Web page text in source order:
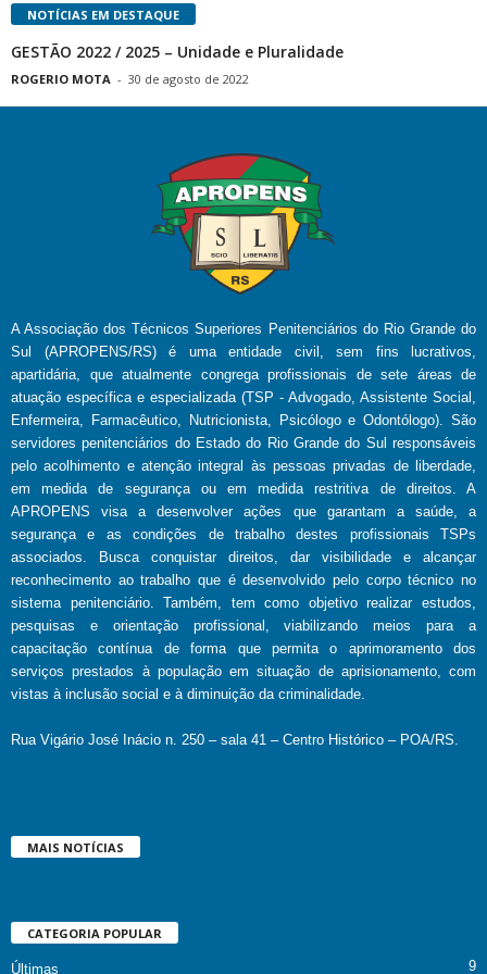
NOTÍCIAS EM DESTAQUE
GESTÃO 2022 / 2025 – Unidade e Pluralidade
ROGERIO MOTA - 30 de agosto de 2022
A Associação dos Técnicos Superiores Penitenciários do Rio Grande do
Sul (APROPENS/RS) é uma entidade civil, sem fins lucrativos,
apartidária, que atualmente congrega profissionais de sete áreas de
atuação específica e especializada (TSP - Advogado, Assistente Social,
Enfermeira, Farmacêutico, Nutricionista, Psicólogo e Odontólogo). São
servidores penitenciários do Estado do Rio Grande do Sul responsáveis
pelo acolhimento e atenção integral às pessoas privadas de liberdade,
em medida de segurança ou em medida restritiva de direitos. A
APROPENS visa a desenvolver ações que garantam a saúde, a
segurança e as condições de trabalho destes profissionais TSPs
associados. Busca conquistar direitos, dar visibilidade e alcançar
reconhecimento ao trabalho que é desenvolvido pelo corpo técnico no
sistema penitenciário. Também, tem como objetivo realizar estudos,
pesquisas e orientação profissional, viabilizando meios para a
capacitação contínua de forma que permita o aprimoramento dos
serviços prestados à população em situação de aprisionamento, com
vistas à inclusão social e à diminuição da criminalidade.
Rua Vigário José Inácio n. 250 – sala 41 – Centro Histórico – POA/RS.
MAIS NOTÍCIAS
CATEGORIA POPULAR
Últimas 9